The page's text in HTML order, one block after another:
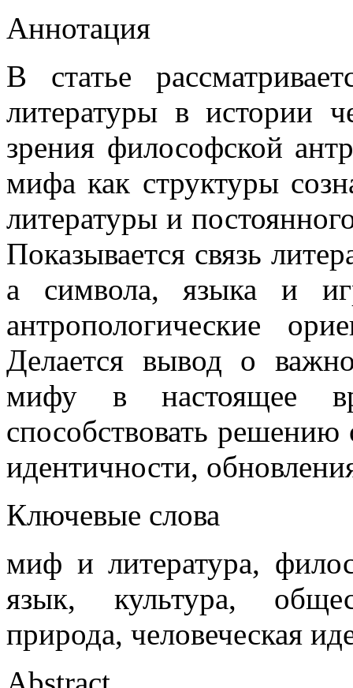
Аннотация
В статье
литературы в истории
зрения философской
мифа как структуры
литературы и
Показывается связь
а символа, языка и
антропологические
Делается вывод о
мифу в настоящее
способствовать
идентичности,
Ключевые слова
миф и литература,
язык, культура,
природа, человеческая